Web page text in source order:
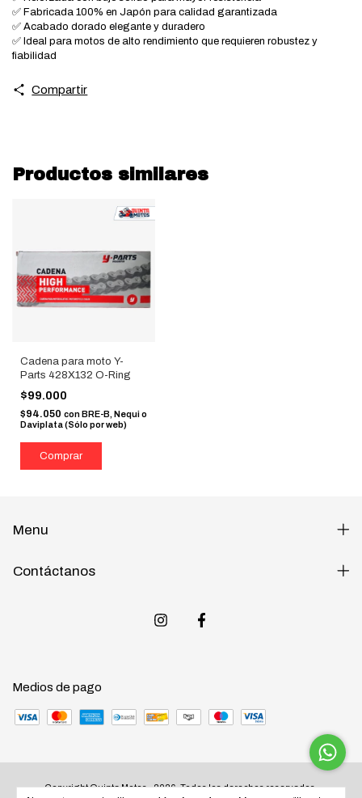
✅ Fabricada 100% en Japón para calidad garantizada
✅ Acabado dorado elegante y duradero
✅ Ideal para motos de alto rendimiento que requieren robustez y
fiabilidad
Compartir
Productos similares
Cadena para moto Y-
Parts 428X132 O-Ring
$99.000
$94.050 con BRE-B, Nequi o
Daviplata (Sólo por web)
Menu
Contáctanos
Medios de pago
Copyright Quinta Motos - 2026. Todos los derechos reservados.